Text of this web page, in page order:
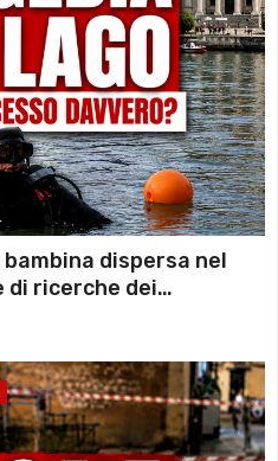
dispersa nel
di ricerche dei